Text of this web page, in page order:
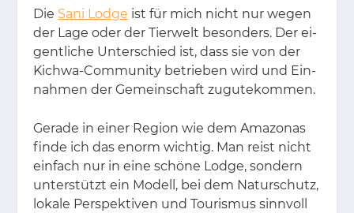
Die Sani Lodge ist für mich nicht nur we­gen
der Lage oder der Tier­welt be­son­ders. Der ei­
gent­li­che Un­ter­schied ist, dass sie von der
Kich­wa-Com­mu­ni­ty be­trie­ben wird und Ein­
nah­men der Ge­mein­schaft zu­gu­te­kom­men.
Ge­ra­de in ei­ner Re­gi­on wie dem Ama­zo­nas
fin­de ich das enorm wich­tig. Man reist nicht
ein­fach nur in eine schö­ne Lodge, son­dern
un­ter­stützt ein Mo­dell, bei dem Na­tur­schutz,
lo­ka­le Per­spek­ti­ven und Tou­ris­mus sinn­voll